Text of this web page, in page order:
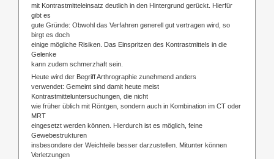
mit Kontrastmitteleinsatz deutlich in den Hintergrund gerückt. Hierfür
gibt es
gute Gründe: Obwohl das Verfahren generell gut vertragen wird, so
birgt es doch
einige mögliche Risiken. Das Einspritzen des Kontrastmittels in die
Gelenke
kann zudem schmerzhaft sein.
Heute wird der Begriff Arthrographie zunehmend anders
verwendet: Gemeint sind damit heute meist
Kontrastmitteluntersuchungen, die nicht
wie früher üblich mit Röntgen, sondern auch in Kombination im CT oder
MRT
eingesetzt werden können. Hierdurch ist es möglich, feine
Gewebestrukturen
insbesondere der Weichteile besser darzustellen. Mitunter können
Verletzungen